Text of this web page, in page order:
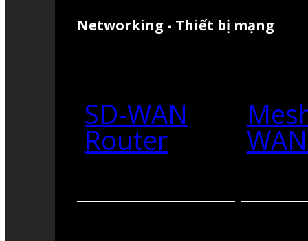
Networking - Thiết bị mạng
SD-WAN
Router